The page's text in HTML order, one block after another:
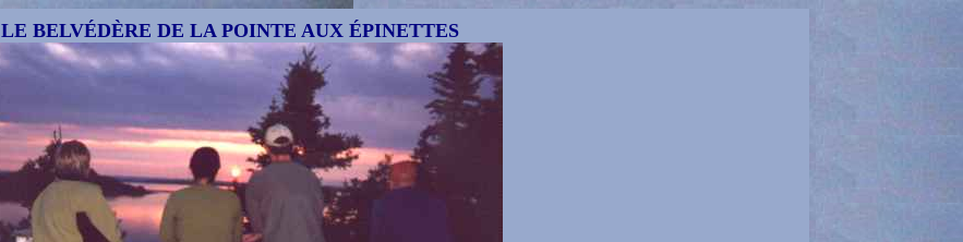
LE BELVÉDÈRE DE LA POINTE AUX ÉPINETTES